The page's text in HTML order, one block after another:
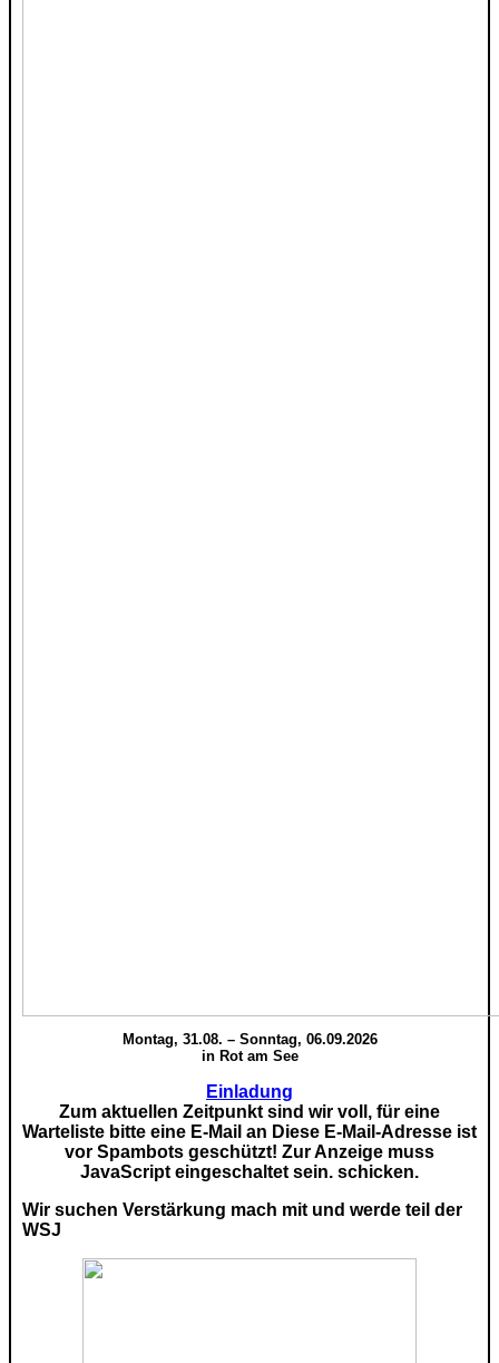
Montag, 31.08. – Sonntag, 06.09.2026
in Rot am See
Einladung
Zum aktuellen Zeitpunkt sind wir voll, für eine
Warteliste bitte eine E-Mail an Diese E-Mail-Adresse ist
vor Spambots geschützt! Zur Anzeige muss
JavaScript eingeschaltet sein. schicken.
Wir suchen Verstärkung mach mit und werde teil der
WSJ